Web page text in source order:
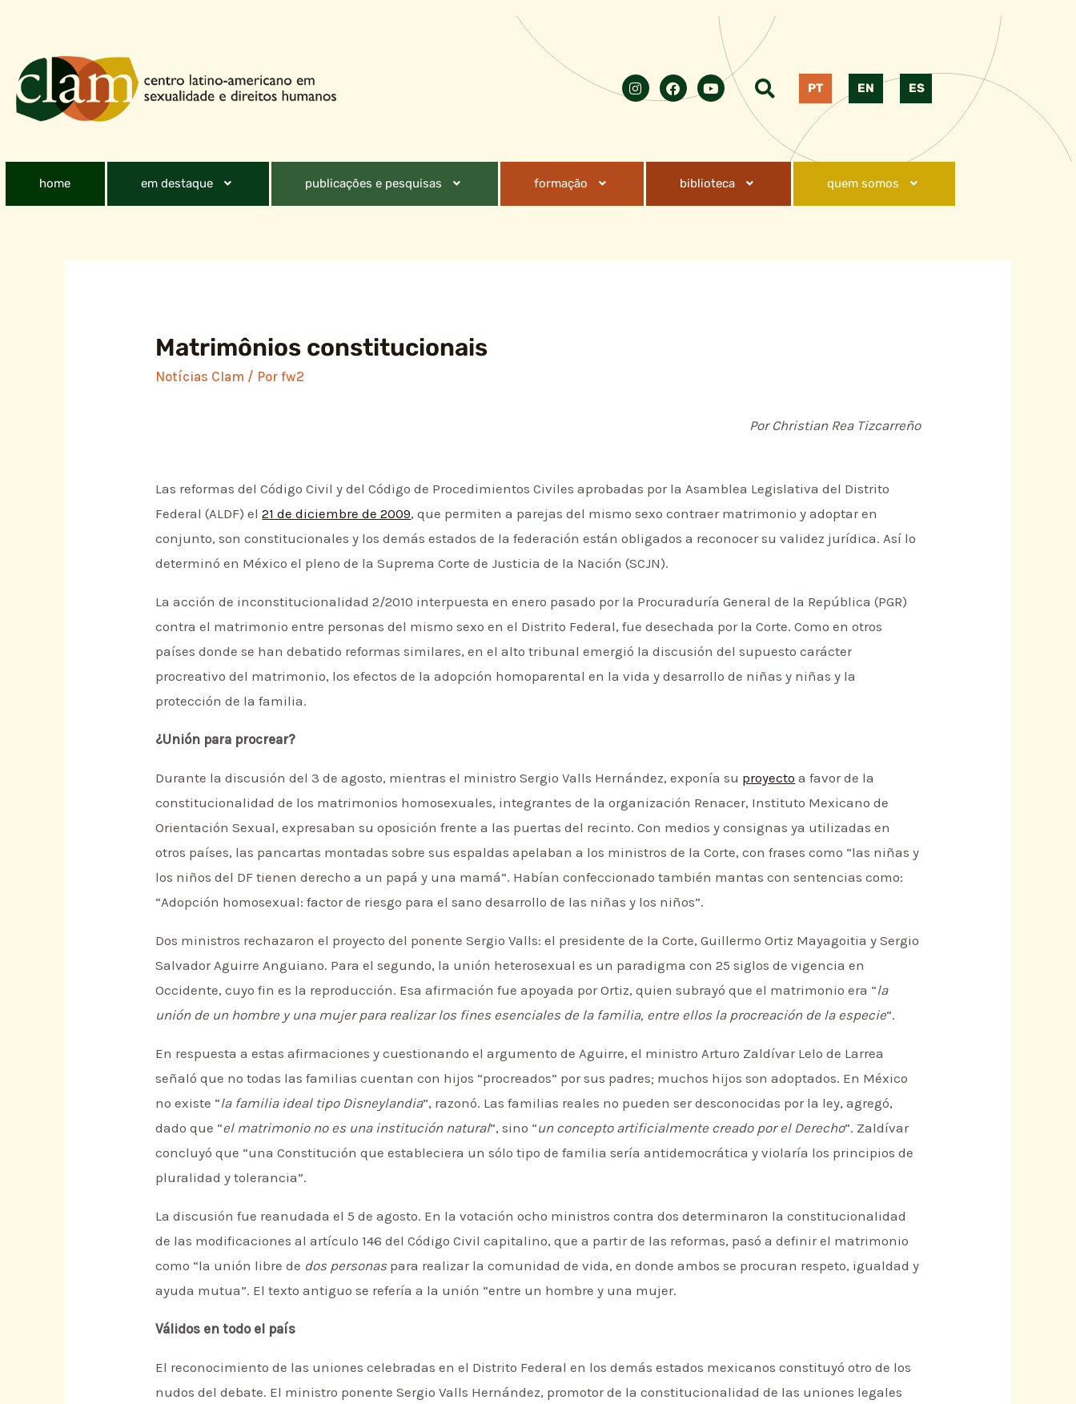
PT EN ES
home em destaque publicações e pesquisas formação biblioteca quem somos
Matrimônios constitucionais
Notícias Clam / Porfw2
Por Christian Rea Tizcarreño
Las reformas del Código Civil y del Código de Procedimientos Civiles aprobadas por la Asamblea Legislativa del Distrito
Federal (ALDF) el21 de diciembre de 2009, que permiten a parejas del mismo sexo contraer matrimonio y adoptar en
conjunto, son constitucionales y los demás estados de la federación están obligados a reconocer su validez jurídica. Así lo
determinó en México el pleno de la Suprema Corte de Justicia de la Nación (SCJN).
La acción de inconstitucionalidad 2/2010 interpuesta en enero pasado por la Procuraduría General de la República (PGR)
contra el matrimonio entre personas del mismo sexo en el Distrito Federal, fue desechada por la Corte. Como en otros
países donde se han debatido reformas similares, en el alto tribunal emergió la discusión del supuesto carácter
procreativo del matrimonio, los efectos de la adopción homoparental en la vida y desarrollo de niñas y niñas y la
protección de la familia.
¿Unión para procrear?
Durante la discusión del 3 de agosto, mientras el ministro Sergio Valls Hernández, exponía su proyecto a favor de la
constitucionalidad de los matrimonios homosexuales, integrantes de la organización Renacer, Instituto Mexicano de
Orientación Sexual, expresaban su oposición frente a las puertas del recinto. Con medios y consignas ya utilizadas en
otros países, las pancartas montadas sobre sus espaldas apelaban a los ministros de la Corte, con frases como “las niñas y
los niños del DF tienen derecho a un papá y una mamá”. Habían confeccionado también mantas con sentencias como:
“Adopción homosexual: factor de riesgo para el sano desarrollo de las niñas y los niños”.
Dos ministros rechazaron el proyecto del ponente Sergio Valls: el presidente de la Corte, Guillermo Ortiz Mayagoitia y Sergio
Salvador Aguirre Anguiano. Para el segundo, la unión heterosexual es un paradigma con 25 siglos de vigencia en
Occidente, cuyo fin es la reproducción. Esa afirmación fue apoyada por Ortiz, quien subrayó que el matrimonio era “la
unión de un hombre y una mujer para realizar los fines esenciales de la familia, entre ellos la procreación de la especie“.
En respuesta a estas afirmaciones y cuestionando el argumento de Aguirre, el ministro Arturo Zaldívar Lelo de Larrea
señaló que no todas las familias cuentan con hijos “procreados” por sus padres; muchos hijos son adoptados. En México
no existe “la familia ideal tipo Disneylandia”, razonó. Las familias reales no pueden ser desconocidas por la ley, agregó,
dado que “el matrimonio no es una institución natural”, sino “un concepto artificialmente creado por el Derecho”. Zaldívar
concluyó que “una Constitución que estableciera un sólo tipo de familia sería antidemocrática y violaría los principios de
pluralidad y tolerancia”.
La discusión fue reanudada el 5 de agosto. En la votación ocho ministros contra dos determinaron la constitucionalidad
de las modificaciones al artículo 146 del Código Civil capitalino, que a partir de las reformas, pasó a definir el matrimonio
como “la unión libre de dos personas para realizar la comunidad de vida, en donde ambos se procuran respeto, igualdad y
ayuda mutua”. El texto antiguo se refería a la unión “entre un hombre y una mujer.
Válidos en todo el país
El reconocimiento de las uniones celebradas en el Distrito Federal en los demás estados mexicanos constituyó otro de los
nudos del debate. El ministro ponente Sergio Valls Hernández, promotor de la constitucionalidad de las uniones legales